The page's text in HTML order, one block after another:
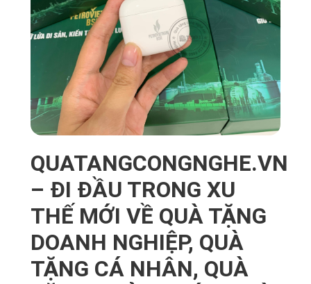
QUATANGCONGNGHE.VN
– ĐI ĐẦU TRONG XU
THẾ MỚI VỀ QUÀ TẶNG
DOANH NGHIỆP, QUÀ
TẶNG CÁ NHÂN, QUÀ